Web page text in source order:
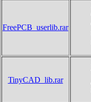
FreePCB_userlib.rar
TinyCAD_lib.rar